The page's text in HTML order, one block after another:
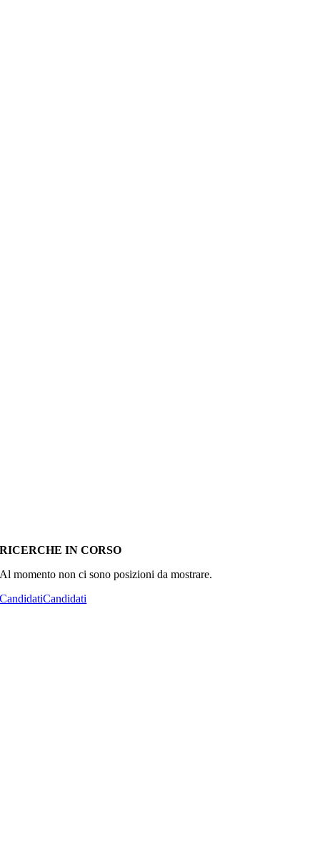
RICERCHE IN CORSO
Al momento non ci sono posizioni da mostrare.
CandidatiCandidati